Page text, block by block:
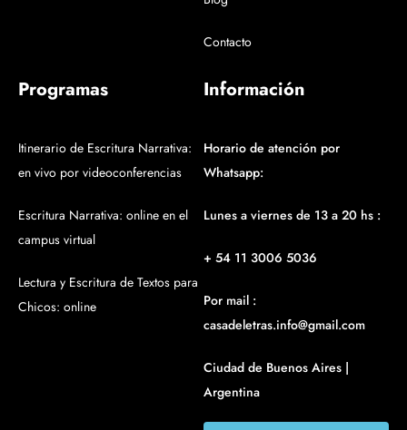
Contacto
Programas
Itinerario de Escritura Narrativa:
en vivo por videoconferencias
Escritura Narrativa: online en el
campus virtual
Lectura y Escritura de Textos para
Chicos: online
Información
Horario de atención por
Whatsapp:
Lunes a viernes de 13 a 20 hs :
+ 54 11 3006 5036
Por mail :
casadeletras.info@gmail.com
Ciudad de Buenos Aires |
Argentina